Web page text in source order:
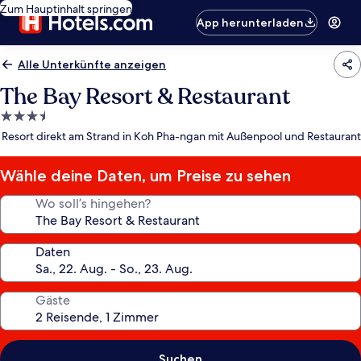
Zum Hauptinhalt springen
App herunterladen
Alle Unterkünfte anzeigen
The Bay Resort & Restaurant
3.5-
Sterne-
Resort direkt am Strand in Koh Pha-ngan mit Außenpool und Restaurant
Wähle deine Daten, um Preise zu sehen
Wo soll’s hingehen?
Daten
Gäste